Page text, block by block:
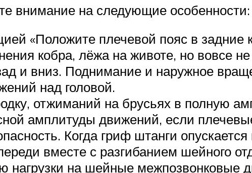
внимание на следующие особенности:
«Положите плечевой пояс в
кобра, лёжа на животе, но вовсе
и вниз. Поднимание и наружное
над головой.
отжиманий на брусьях в полную
амплитуды движений, если
Когда гриф штанги
вместе с разгибанием шейного
нагрузки на шейные межпозвонковые